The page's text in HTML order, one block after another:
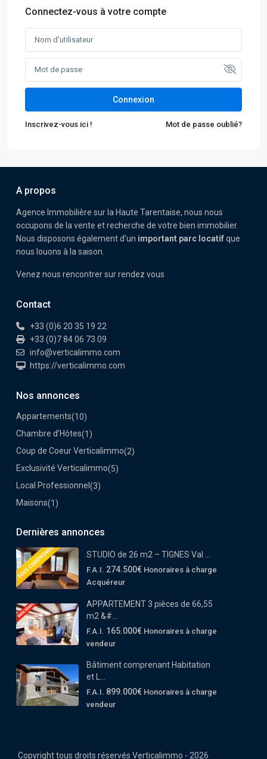
Connectez-vous à votre compte
Connexion
Inscrivez-vous ici ! Mot de passe oublié?
A propos
Agence Immobilière sur la Haute Tarentaise, nous nous
occupons de la vente et recherche de votre bien immobilier.
Nous disposons également d’un important parc locatifque
nous louons à la saison.
Venez nous rencontrer sur rendez vous
Contact
+33 (0)6 20 35 19 22
+33 (0)7 84 06 73 09
info@verticalimmo.com
https://verticalimmo.com
Nos annonces
Appartements(10)
Chambre d’Hôtes(1)
Coup de Coeur Verticalimmo(2)
Exclusivité Verticalimmo(5)
Local Professionnel (3)
Maisons(1)
Dernières annonces
STUDIO de 26 m2 – TIGNES Val ...
F.A.I. 274.500€ Honoraires à charge
Acquéreur
APPARTEMENT 3 pièces de 66,55
m2 &#...
F.A.I. 165.000€ Honoraires à charge
vendeur
Bâtiment comprenant Habitation
et L...
F.A.I. 899.000€ Honoraires à charge
vendeur
Copyright tous droits réservés Verticalimmo - 2026